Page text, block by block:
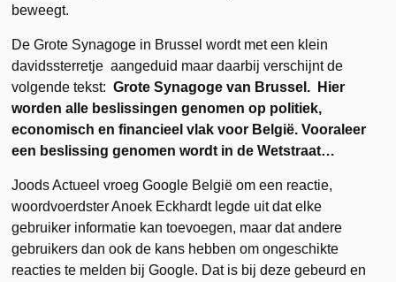
beweegt.
De Grote Synagoge in Brussel wordt met een klein
davidssterretje aangeduid maar daarbij verschijnt de
volgende tekst:Grote Synagoge van Brussel. Hier
worden alle beslissingen genomen op politiek,
economisch en financieel vlak voor België. Vooraleer
een beslissing genomen wordt in de Wetstraat…
Joods Actueel vroeg Google België om een reactie,
woordvoerdster Anoek Eckhardt legde uit dat elke
gebruiker informatie kan toevoegen, maar dat andere
gebruikers dan ook de kans hebben om ongeschikte
reacties te melden bij Google. Dat is bij deze gebeurd en